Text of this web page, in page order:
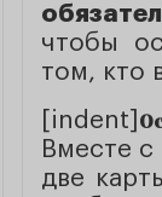
чтобы
том, кто
[indent]
Вместе с
две